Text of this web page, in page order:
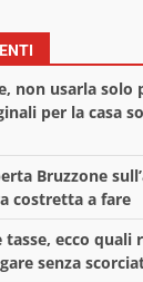
non usarla solo
per la casa
Bruzzone
costretta a fare
tasse, ecco quali
senza